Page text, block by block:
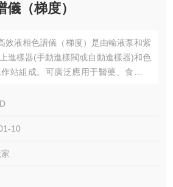
（梯度）
效液相色譜儀（梯度）是由輸液泵和紫
進樣器(手動進樣閥或自動進樣器)和色
站組成。可廣泛應用于醫藥、食品、
規范要求。
10